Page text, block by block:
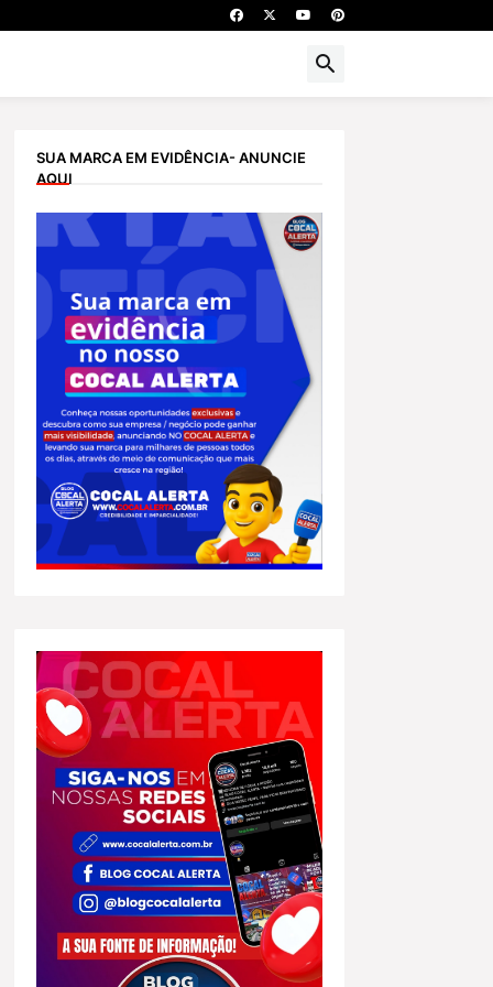
SUA MARCA EM EVIDÊNCIA- ANUNCIE
AQUI